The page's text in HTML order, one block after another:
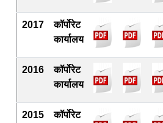
2017
कॉर्पोरेट
कार्यालय
2016
कॉर्पोरेट
कार्यालय
2015
कॉर्पोरेट